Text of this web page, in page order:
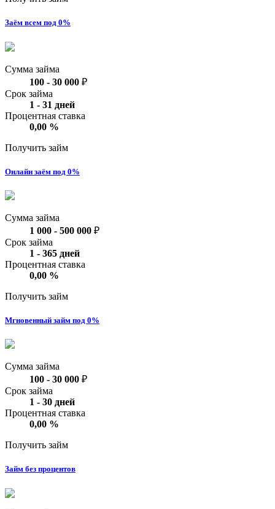
Заём всем под 0%
Сумма займа
100 - 30 000 ₽
Срок займа
1 - 31 дней
Процентная ставка
0,00 %
Получить займ
Онлайн заём под 0%
Сумма займа
1 000 - 500 000 ₽
Срок займа
1 - 365 дней
Процентная ставка
0,00 %
Получить займ
Мгновенный займ под 0%
Сумма займа
100 - 30 000 ₽
Срок займа
1 - 30 дней
Процентная ставка
0,00 %
Получить займ
Займ без процентов